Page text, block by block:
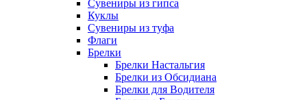
Сувениры из гипса
Куклы
Сувениры из туфа
Флаги
Брелки
Брелки Настальгия
Брелки из Обсидиана
Брелки для Водителя